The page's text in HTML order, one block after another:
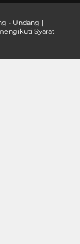
- Undang |
Syarat